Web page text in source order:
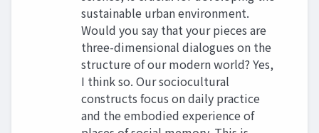
sustainable urban environment.
Would you say that your pieces are
three-dimensional dialogues on the
structure of our modern world? Yes,
I think so. Our sociocultural
constructs focus on daily practice
and the embodied experience of